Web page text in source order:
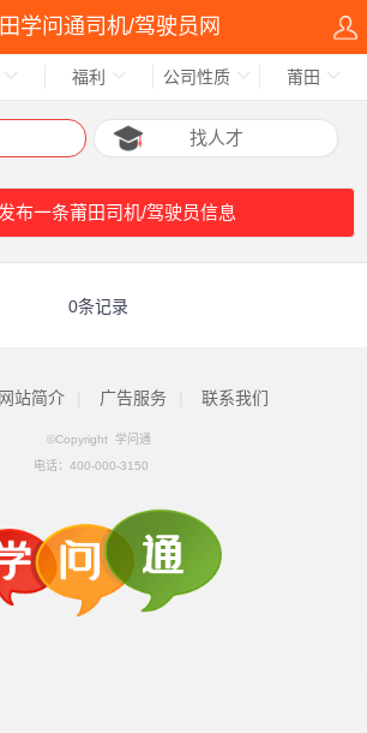
学问通司机/驾驶员网
福利 公司性质 莆田
找人才
布一条莆田司机/驾驶员信息
0条记录
网站简介 广告服务 联系我们
©Copyright 学问通
电话： 400-000-3150